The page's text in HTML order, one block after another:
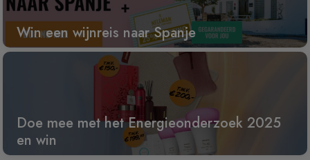
Win een wijnreis naar Spanje
Doe mee met het Energieonderzoek 2025
en win